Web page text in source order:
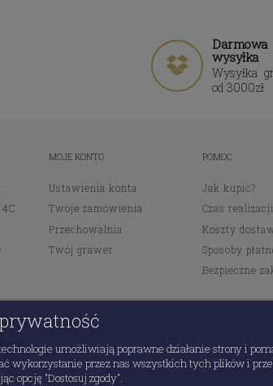
Darmowa
wysyłka
Wysyłka
od 3000zł
MOJE KONTO
Ustawienia konta
Twoje zamówienia
Przechowalnia
Twój grawer
POMOC
Jak kupić?
Czas
Koszty
Sposoby
Bezpieczne
umożliwiają poprawne działanie strony i
wykorzystanie przez nas wszystkich tych plików i
opcję "Dostosuj zgody".